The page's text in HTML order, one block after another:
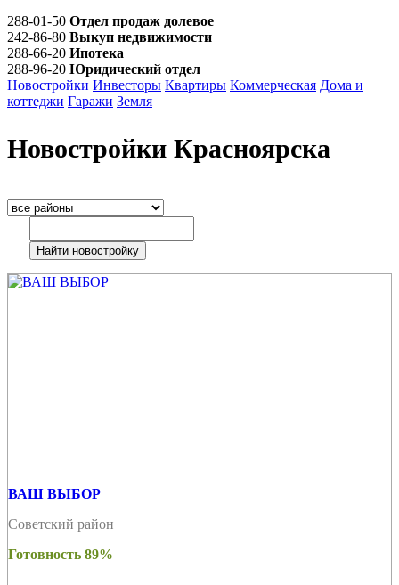
288-01-50 Отдел продаж долевое
242-86-80 Выкуп недвижимости
288-66-20 Ипотека
288-96-20 Юридический отдел
Новостройки Инвесторы Квартиры Коммерческая Дома и
коттеджи Гаражи Земля
Новостройки Красноярска
ВАШ ВЫБОР
Советский район
Готовность 89%